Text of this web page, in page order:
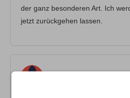
der ganz besonderen Art. Ich
jetzt zurückgehen lassen.